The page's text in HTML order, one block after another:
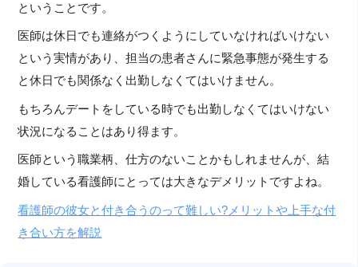
ということです。
医師は休日でも連絡がつくようにしていなければいけない
という実情があり、担当の患者さんに緊急事態が発生する
と休日でも関係なく出勤しなくてはいけません。
もちろんデートをしている時でも出勤しなくてはいけない
状況になることはあり得ます。
医師という職業柄、仕方のないことかもしれませんが、結
婚している看護師にとっては大きなデメリットですよね。
看護師の彼女と付き合うのって難しい?メリットや上手な付
き合い方を解説